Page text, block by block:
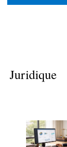
Juridique